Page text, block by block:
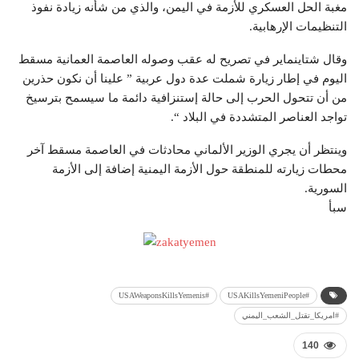
مغبة الحل العسكري للأزمة في اليمن، والذي من شأنه زيادة نفوذ
التنظيمات الإرهابية.
وقال شتاينماير في تصريح له عقب وصوله العاصمة العمانية مسقط
اليوم في إطار زيارة شملت عدة دول عربية ” علينا أن نكون حذرين
من أن تتحول الحرب إلى حالة إستنزافية دائمة ما سيسمح بترسيخ
تواجد العناصر المتشددة في البلاد “.
وينتظر أن يجري الوزير الألماني محادثات في العاصمة مسقط آخر
محطات زيارته للمنطقة حول الأزمة اليمنية إضافة إلى الأزمة
السورية.
سبأ
#USAKillsYemeniPeople
#USAWeaponsKillsYemenis
#امريكا_تقتل_الشعب_اليمني
140